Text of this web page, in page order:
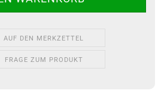
AUF DEN MERKZETTEL
FRAGE ZUM PRODUKT